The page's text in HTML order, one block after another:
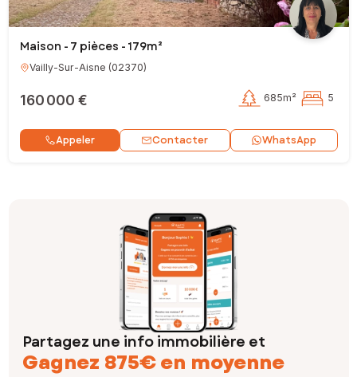
Maison - 7 pièces - 179m²
Vailly-Sur-Aisne (02370)
160 000 € 685m² 5
Appeler Contacter WhatsApp
Partagez une info immobilière et
Gagnez 875€ en moyenne